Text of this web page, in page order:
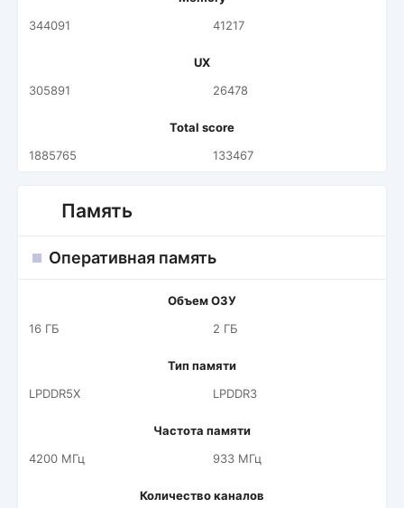
344091
41217
UX
305891
26478
Total score
1885765
133467
Память
Оперативная память
Объем ОЗУ
16 ГБ
2 ГБ
Тип памяти
LPDDR5X
LPDDR3
Частота памяти
4200 МГц
933 МГц
Количество каналов